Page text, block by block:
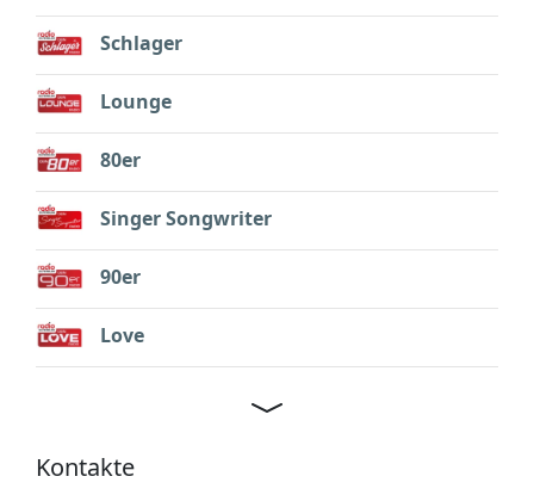
Schlager
Lounge
80er
Singer Songwriter
90er
Love
Kontakte